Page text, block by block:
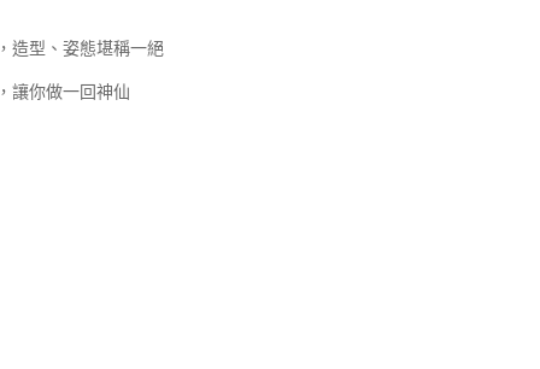
造型、姿態堪稱一絕
讓你做一回神仙